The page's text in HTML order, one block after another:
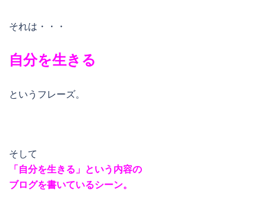
それは・・・
自分を生きる
というフレーズ。
そして
「自分を生きる」という内容の
ブログを書いているシーン。